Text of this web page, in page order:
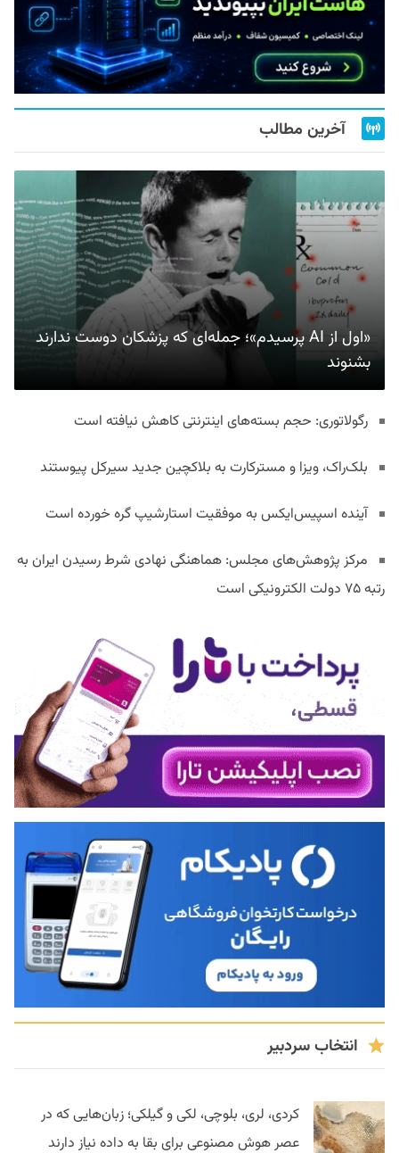
آخرین مطالب
«اول از AI پرسیدم»؛ جمله‌ای که پزشکان دوست ندارند
بشنوند
رگولاتوری: حجم بسته‌های اینترنتی کاهش نیافته است
بلک‌راک، ویزا و مسترکارت به بلاکچین جدید سیرکل پیوستند
آینده اسپیس‌ایکس به موفقیت استارشیپ گره خورده است
مرکز پژوهش‌های مجلس: هماهنگی نهادی شرط رسیدن ایران به
رتبه ۷۵ دولت الکترونیکی است
انتخاب سردبیر
کردی، لری، بلوچی، لکی و گیلکی؛ زبان‌هایی که در
عصر هوش مصنوعی برای بقا به داده نیاز دارند